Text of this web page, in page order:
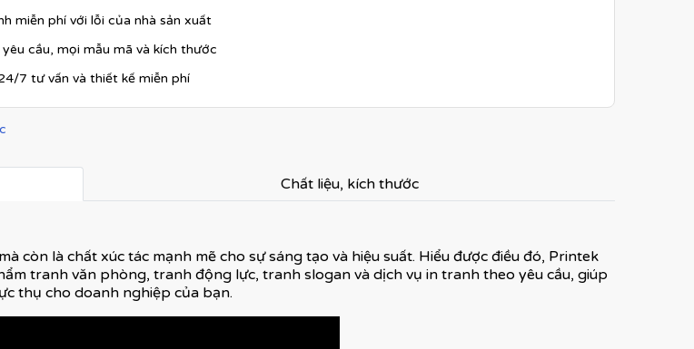
miễn phí với lỗi của nhà sản xuất
cầu, mọi mẫu mã và kích thước
7 tư vấn và thiết kế miễn phí
Chất liệu, kích thước
còn là chất xúc tác mạnh mẽ cho sự sáng tạo và hiệu suất. Hiểu được điều đó, Printek
tranh văn phòng, tranh động lực, tranh slogan và dịch vụ in tranh theo yêu cầu, giúp
thụ cho doanh nghiệp của bạn.